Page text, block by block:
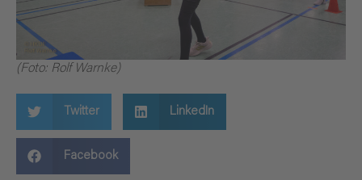
(Foto: Rolf Warnke)
Twitter LinkedIn
Facebook